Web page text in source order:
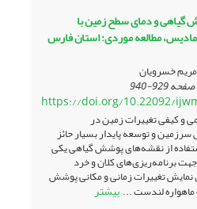
گیاهی و دمای سطح زمین با
مطالعه موردی: استان فارس
مریم خسرویان
929-940
https://doi.org/10.22092/
و کیفی تغییرات زمین در
و توسعه پایدار بسیار حائز
از نقشه‌های پوشش گیاهی یکی
جهت برنامه‌ریزی‌های کلان و خرد
تغییرات زمانی و مکانی پوشش
ماهواره لندست ... بیشتر